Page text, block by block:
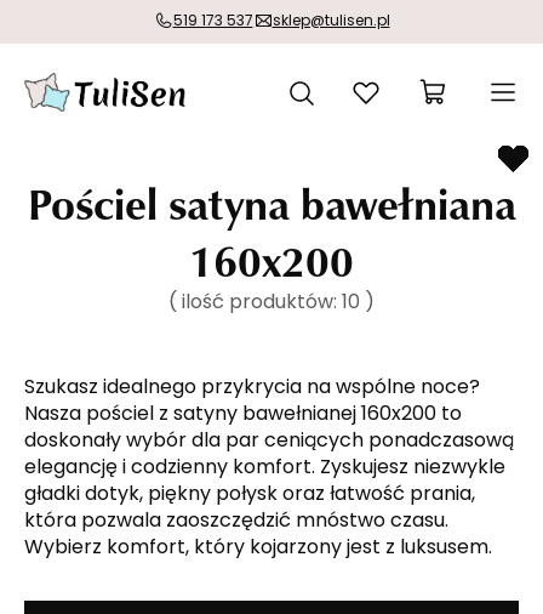
519 173 537 sklep@tulisen.pl
Pościel satyna bawełniana
160x200
( ilość produktów: 10 )
Szukasz idealnego przykrycia na wspólne noce?
Nasza pościel z satyny bawełnianej 160x200 to
doskonały wybór dla par ceniących ponadczasową
elegancję i codzienny komfort. Zyskujesz niezwykle
gładki dotyk, piękny połysk oraz łatwość prania,
która pozwala zaoszczędzić mnóstwo czasu.
Wybierz komfort, który kojarzony jest z luksusem.